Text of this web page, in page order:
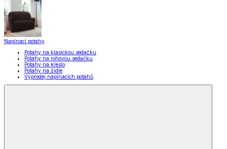
Napínací potahy
Potahy na klasickou sedačku
Potahy na rohovou sedačku
Potahy na křeslo
Potahy na židle
Výprodej napínacích potahů